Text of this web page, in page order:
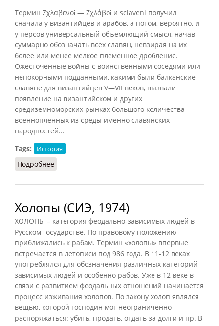
Термин Ζχλαβενοἰ — Ζχλάβοἰ и sclaveni получил
сначала у византийцев и арабов, а потом, вероятно, и
у персов универсальный объемлющий смысл, начав
суммарно обозначать всех славян, невзирая на их
более или менее мелкое племенное дробление.
Ожесточенные войны с воинственными соседями или
непокорными подданными, какими были балканские
славяне для византийцев V—VII веков, вызвали
появление на византийском и других
средиземноморских рынках большого количества
военнопленных из среды именно славянских
народностей...
Tags:
История
Подробнее
Холопы (СИЭ, 1974)
ХОЛОПЫ – категория феодально-зависимых людей в
Русском государстве. По правовому положению
приближались к рабам. Термин «холопы» впервые
встречается в летописи под 986 года. В 11-12 веках
употреблялся для обозначения различных категорий
зависимых людей и особенно рабов. Уже в 12 веке в
связи с развитием феодальных отношений начинается
процесс изживания холопов. По закону холоп являлся
вещью, которой господин мог неограниченно
распоряжаться: убить, продать, отдать за долги и пр. В